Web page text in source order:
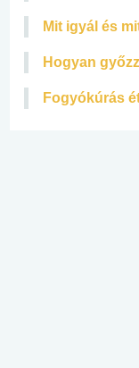
Mit igyál és
Hogyan
Fogyókúrás